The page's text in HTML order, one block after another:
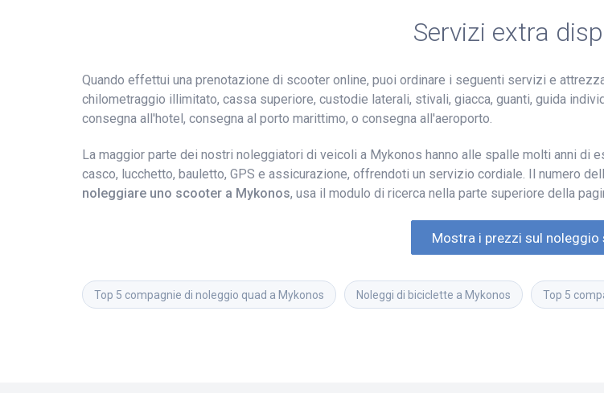
Servizi extra
Quando effettui una prenotazione di scooter online, puoi ordinare i seguenti servizi e
chilometraggio illimitato, cassa superiore, custodie laterali, stivali, giacca, guanti, guida
consegna all'hotel, consegna al porto marittimo, o consegna all'aeroporto.
La maggior parte dei nostri noleggiatori di veicoli a Mykonos hanno alle spalle molti anni di
casco, lucchetto, bauletto, GPS e assicurazione, offrendoti un servizio cordiale. Il numero
noleggiare uno scooter a Mykonos, usa il modulo di ricerca nella parte superiore della
Mostra i prezzi sul noleggio
Top 5 compagnie di noleggio quad a Mykonos Noleggi di biciclette a Mykonos Top 5